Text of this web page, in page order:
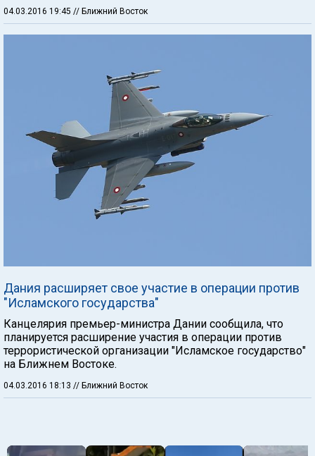
04.03.2016 19:45 // Ближний Восток
Дания расширяет свое участие в операции против
"Исламского государства"
Канцелярия премьер-министра Дании сообщила, что
планируется расширение участия в операции против
террористической организации "Исламское государство"
на Ближнем Востоке.
04.03.2016 18:13 // Ближний Восток